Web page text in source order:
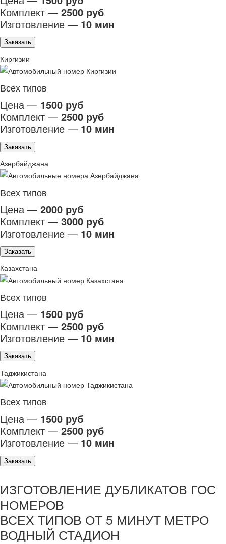
Комплект — 2500 руб
Изготовление — 10 мин
Заказать
Киргизии
Всех типов
Цена — 1500 руб
Комплект — 2500 руб
Изготовление — 10 мин
Заказать
Азербайджана
Всех типов
Цена — 2000 руб
Комплект — 3000 руб
Изготовление — 10 мин
Заказать
Казахстана
Всех типов
Цена — 1500 руб
Комплект — 2500 руб
Изготовление — 10 мин
Заказать
Таджикистана
Всех типов
Цена — 1500 руб
Комплект — 2500 руб
Изготовление — 10 мин
Заказать
ИЗГОТОВЛЕНИЕ ДУБЛИКАТОВ ГОС
НОМЕРОВ
ВСЕХ ТИПОВ ОТ 5 МИНУТ МЕТРО
ВОДНЫЙ СТАДИОН